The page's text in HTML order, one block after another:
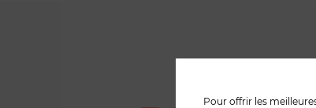
Pour offrir les